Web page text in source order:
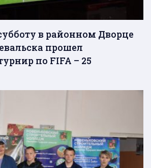
в районном Дворце
прошел
по FIFA – 25